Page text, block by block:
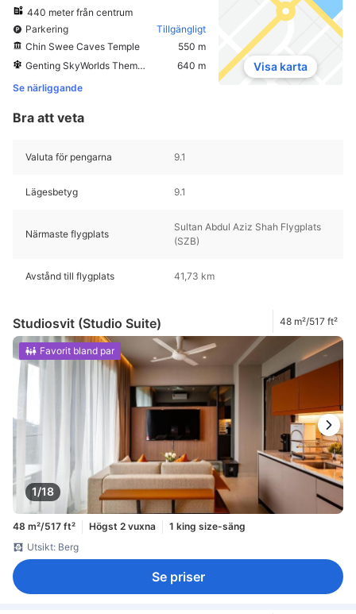
440 meter från centrum
Parkering
Tillgängligt
Chin Swee Caves Temple
550 m
Genting SkyWorlds Theme Park
640 m
Se närliggande
Visa karta
Bra att veta
Valuta för pengarna 9.1
Lägesbetyg 9.1
Närmaste flygplats
Sultan Abdul Aziz Shah Flygplats
(SZB)
Avstånd till flygplats 41,73 km
Studiosvit (Studio Suite) 48 m²/517 ft²
1/18
Favorit bland par
48 m²/517 ft² Högst 2 vuxna
1 king size-säng
Utsikt: Berg
Se priser